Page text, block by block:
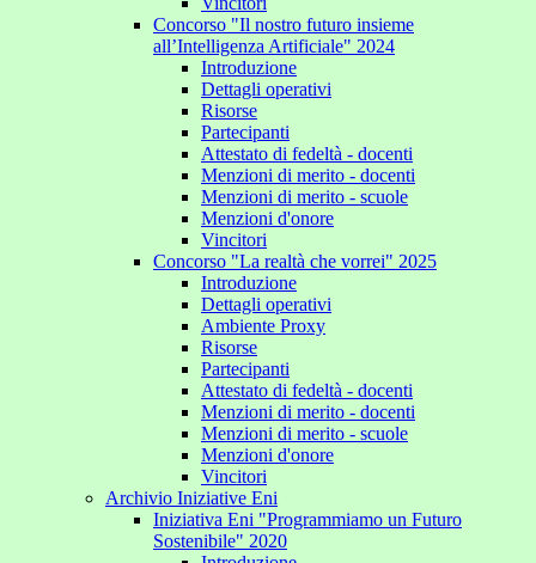
Concorso "Il nostro futuro insieme
all’Intelligenza Artificiale" 2024
Introduzione
Dettagli operativi
Risorse
Partecipanti
Attestato di fedeltà - docenti
Menzioni di merito - docenti
Menzioni di merito - scuole
Menzioni d'onore
Vincitori
Concorso "La realtà che vorrei" 2025
Introduzione
Dettagli operativi
Ambiente Proxy
Risorse
Partecipanti
Attestato di fedeltà - docenti
Menzioni di merito - docenti
Menzioni di merito - scuole
Menzioni d'onore
Vincitori
Archivio Iniziative Eni
Iniziativa Eni "Programmiamo un Futuro
Sostenibile" 2020